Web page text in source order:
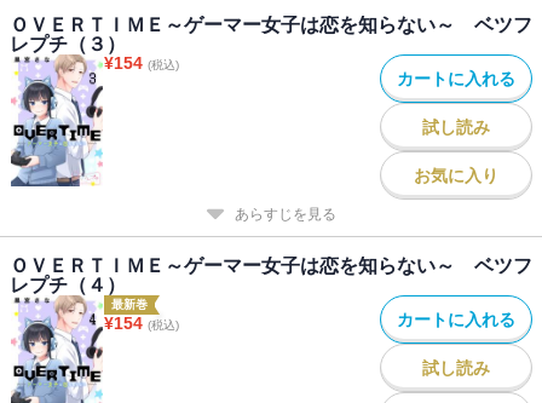
ＯＶＥＲＴＩＭＥ～ゲーマー女子は恋を知らない～ ベツフ
レプチ（３）
¥154 (税込)
カートに入れる
試し読み
お気に入り
あらすじを見る
ＯＶＥＲＴＩＭＥ～ゲーマー女子は恋を知らない～ ベツフ
レプチ（４）
最新巻
¥154 (税込) カートに入れる
試し読み